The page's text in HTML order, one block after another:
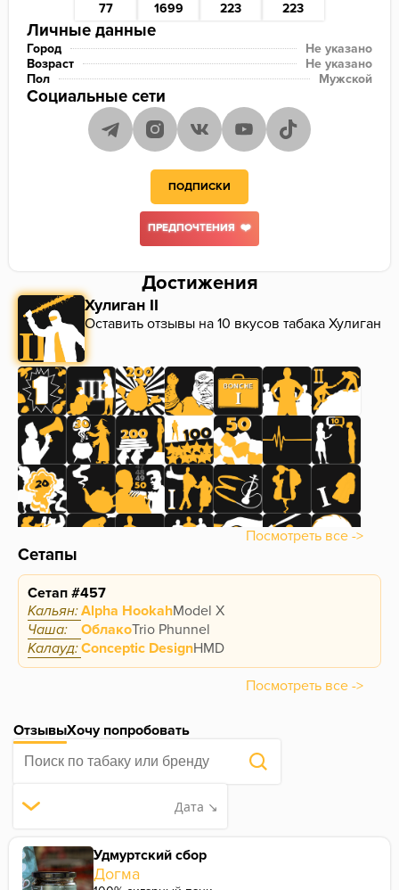
77 1699 223 223
Личные данные
Город
Не указано
Возраст
Не указано
Пол
Мужской
Социальные сети
ПОДПИСКИ
ПРЕДПОЧТЕНИЯ ❤️
Достижения
Хулиган II
Оставить отзывы на 10 вкусов табака Хулиган
Посмотреть все ->
Сетапы
Сетап #457
Кальян:Alpha HookahModel X
Чаша:
ОблакоTrio Phunnel
Калауд:Conceptic DesignHMD
Посмотреть все ->
ОтзывыХочу попробовать
Дата ↘
Удмуртский сбор
Догма